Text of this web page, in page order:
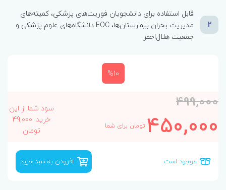
2
قابل استفاده برای دانشجویان فوریت‌های پزشکی، کمیته‌های
مدیریت بحران بیمارستان‌ها، EOC دانشگاه‌های علوم پزشکی و
جمعیت هلال‌احمر
%10
499,000
450,000تومان برای شما
سود شما از این
خرید: 49,000
تومان
موجود است افزودن به سبد خرید